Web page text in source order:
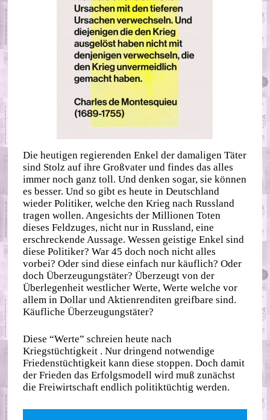
Die heutigen regierenden Enkel der damaligen Täter
sind Stolz auf ihre Großvater und findes das alles
immer noch ganz toll. Und denken sogar, sie können
es besser. Und so gibt es heute in Deutschland
wieder Politiker, welche den Krieg nach Russland
tragen wollen. Angesichts der Millionen Toten
dieses Feldzuges, nicht nur in Russland, eine
erschreckende Aussage. Wessen geistige Enkel sind
diese Politiker? War 45 doch noch nicht alles
vorbei? Oder sind diese einfach nur käuflich? Oder
doch Überzeugungstäter? Überzeugt von der
Überlegenheit westlicher Werte, Werte welche vor
allem in Dollar und Aktienrenditen greifbare sind.
Käufliche Überzeugungstäter?
Diese “Werte” schreien heute nach
Kriegstüchtigkeit . Nur dringend notwendige
Friedenstüchtigkeit kann diese stoppen. Doch damit
der Frieden das Erfolgsmodell wird muß zunächst
die Freiwirtschaft endlich politiktüchtig werden.